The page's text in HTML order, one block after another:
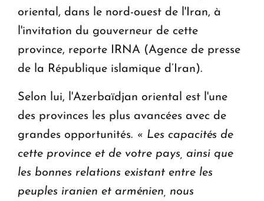
oriental, dans le nord-ouest de l'Iran, à
l'invitation du gouverneur de cette
province, reporte IRNA (Agence de presse
de la République islamique d’Iran).
Selon lui, l'Azerbaïdjan oriental est l'une
des provinces les plus avancées avec de
grandes opportunités. « Les capacités de
cette province et de votre pays, ainsi que
les bonnes relations existant entre les
peuples iranien et arménien, nous